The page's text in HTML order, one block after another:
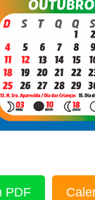
PDF